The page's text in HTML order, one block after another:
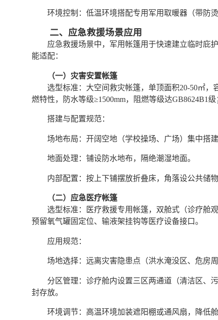
环境控制：低温环境搭配专用军用取暖器（带防
二、应急救援场景应用
应急救援场景中，军用帐篷用于快速建立临时庇
能适配：
（一）灾害安置帐篷
选型标准：大空间救灾帐篷，单顶面积20-50㎡
燃特性，防水等级≥1500mm，阻燃等级达GB8624B1
搭建与配置规范：
场地布局：开阔空地（学校操场、广场）集中搭
地面处理：铺设防水地布，隔绝潮湿地面。
内部配置：按上下铺摆放折叠床，角落设公共储
（二）应急医疗帐篷
选型标准：医疗救援专用帐篷，双舱式（诊疗舱
预留氧气罐固定位、输液架挂钩等医疗设备接口。
应用规范：
场地选择：远离灾害隐患点（洪水淹没区、危房
分区管理：诊疗舱内设置三区两通道（清洁区、
封存放。
环境调节：高温环境加装遮阳棚或通风扇，降低